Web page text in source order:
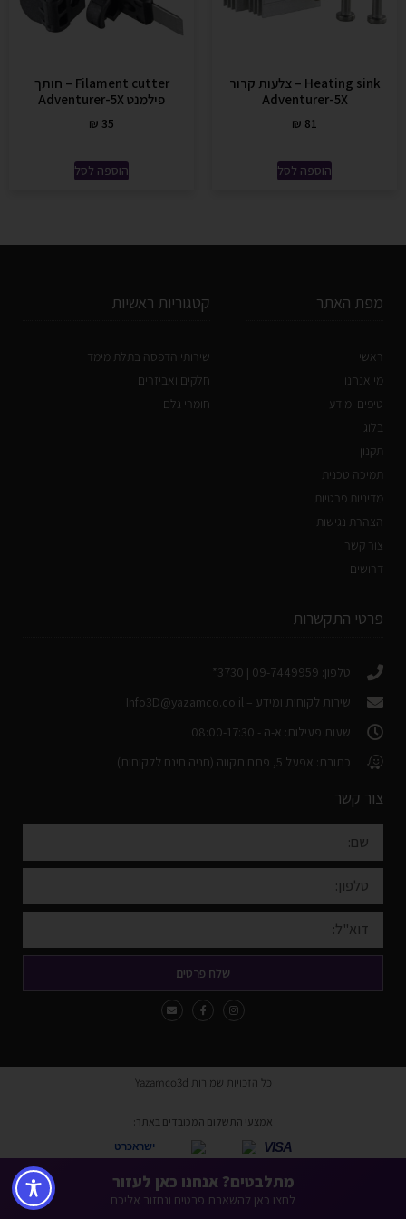
Heating sink – צלעות קרור
Adventurer-5X
₪ 81
הוספה לסל
Filament cutter – חותך
פילמנט Adventurer-5X
₪ 35
הוספה לסל
מתלבטים? אנחנו כאן לעזור
לחצו כאן להשארת פרטים ונחזור אליכם
מפת האתר
ראשי
מי אנחנו
טיפים ומידע
בלוג
תקנון
תמיכה טכנית
מדיניות פרטיות
הצהרת נגישות
צור קשר
דרושים
קטגוריות ראשיות
שירותי הדפסה בתלת מימד
חלקים ואביזרים
חומרי גלם
פרטי התקשרות
טלפון: 09-7449959 | 3730*
שירות לקוחות ומידע – Info3D@yazamco.co.il
שעות פעילות: א-ה - 08:00-17:30
כתובת: אפעל 5, פתח תקווה (חניה חינם ללקוחות)
צור קשר
שלח פרטים
כל הזכויות שמורות Yazamco3d
אמצעי התשלום המכובדים באתר:
VISA
ישראכרט